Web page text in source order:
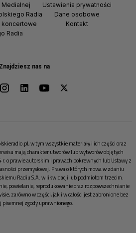
Znajdziesz nas na
Medialnej
Radia
koncertowe
Radia
Ustawienia prywatności
Dane osobowe
Kontakt
w tym wszystkie materiały i ich części oraz
mają charakter utworów lub wytworów objętych
o prawie autorskim i prawach pokrewnych lub Ustawy z
przemysłowej. Prawa o których mowa w zdaniu
Radiu S.A. w likwidacji lub podmiotom trzecim.
powielanie, reprodukowanie oraz rozpowszechnianie
zarówno w części, jak i w całości jest zabronione bez
pisemnej zgody uprawnionego.